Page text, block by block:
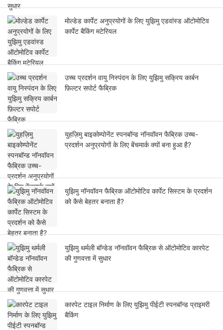
मोल्डेड कार्पेट अनुप्रयोगों के लिए युझिमु एडवांस्ड ऑटोमोटिव
कार्पेट बैकिंग मटेरियल
उच्च प्रदर्शन वायु निस्पंदन के लिए युझिमु सक्रिय कार्बन
फ़िल्टर सपोर्ट फैब्रिक
युहज़िमु बाइकोम्पोनेंट स्पनबॉन्ड नॉनवॉवन फैब्रिक उच्च-
प्रदर्शन अनुप्रयोगों के लिए बेंचमार्क क्यों बना हुआ है?
युझिमु नॉनवॉवन फैब्रिक ऑटोमोटिव कार्पेट सिस्टम के प्रदर्शन
को कैसे बेहतर बनाता है?
युझिमु थर्मली बॉन्डेड नॉनवॉवन फैब्रिक से ऑटोमोटिव कारपेट
की गुणवत्ता में सुधार
कारपेट टाइल निर्माण के लिए युझिमु पीईटी स्पनबॉन्ड प्राइमरी
बैकिंग